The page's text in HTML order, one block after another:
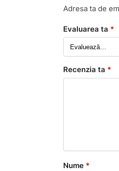
Adresa ta de
Evaluarea ta *
Recenzia ta *
Nume *